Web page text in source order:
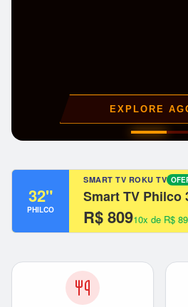
EXPLORE
32"
PHILCO
SMART TV ROKU TV
Smart TV Philco
R$ 80910x de R$